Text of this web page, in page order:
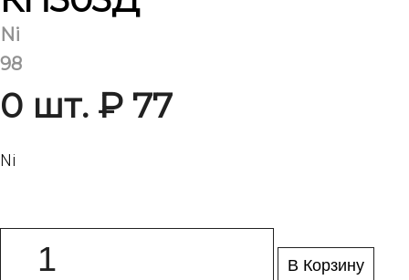
Ni
98
0 шт. ₽ 77
Ni
В Корзину